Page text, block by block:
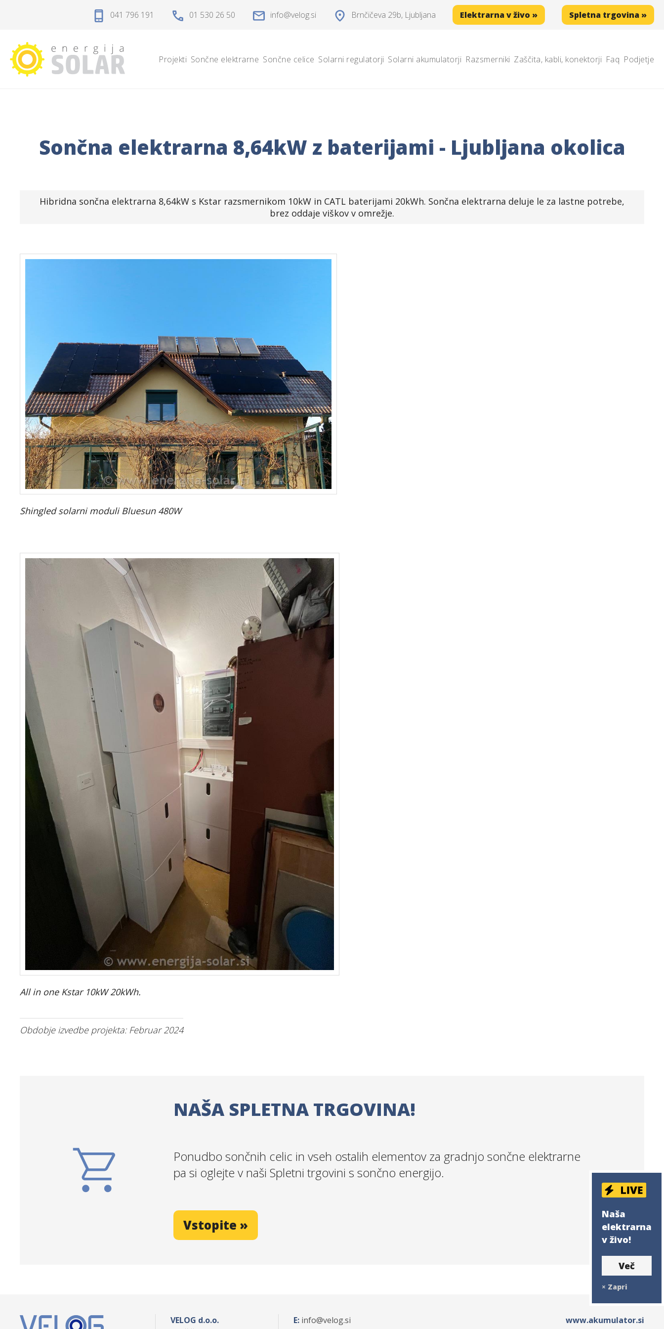
Projekti
Sončne elektrarne
Solarni akumulatorji
Naša
elektrarna
v živo!
Več
× Zapri
041 796 191 01 530 26 50 info velog.si Brnčičeva 29b, Ljubljana Elektrarna v živo » Spletna trgovina »
Projekti Sončne elektrarne Sončne celice Solarni regulatorji Solarni akumulatorji Razsmerniki Zaščita, kabli, konektorji Faq Podjetje
Sončna elektrarna 8,64kW z baterijami - Ljubljana okolica
Hibridna sončna elektrarna 8,64kW s Kstar razsmernikom 10kW in CATL baterijami 20kWh. Sončna elektrarna deluje le za lastne potrebe,
brez oddaje viškov v omrežje.
Shingled solarni moduli Bluesun 480W
All in one Kstar 10kW 20kWh.
Obdobje izvedbe projekta: Februar 2024
NAŠA SPLETNA TRGOVINA!
Ponudbo sončnih celic in vseh ostalih elementov za gradnjo sončne elektrarne
pa si oglejte v naši Spletni trgovini s sončno energijo.
Vstopite »
VELOG d.o.o.
E: info
velog.si
www.akumulator.si